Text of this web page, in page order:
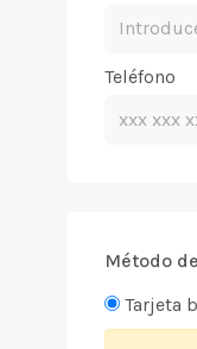
Teléfono
Método
Tarjeta